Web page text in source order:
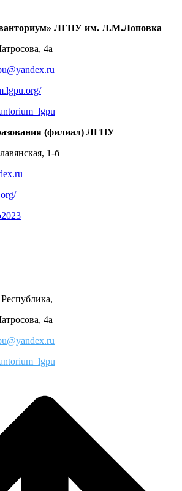
ЛГПУ им. Л.М.Лоповка
4а
(филиал) ЛГПУ
1-б
4а